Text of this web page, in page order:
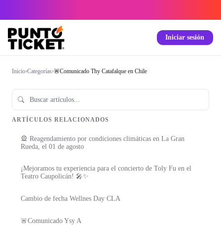
Iniciar sesión
Inicio›Categorías›🚨Comunicado Thy Catafalque en Chile
ARTÍCULOS RELACIONADOS
🎡 Reagendamiento por condiciones climáticas en La Gran
Rueda, el 01 de agosto
¡Mejoramos tu experiencia para el concierto de Toly Fu en el
Teatro Caupolicán! 🎤✨
Cambio de fecha Wellnes Day CLA
🚨Comunicado Ysy A